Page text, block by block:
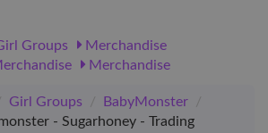
Groups
Merchandise
Merchandise
Girl Groups / BabyMonster
/
- Sugarhoney - Trading